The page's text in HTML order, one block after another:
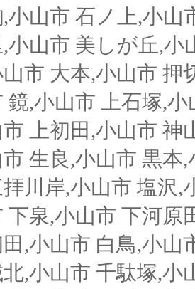
小山市 石ノ上,小山
小山市 美しが丘,
市 大本,小山市 押
鏡,小山市 上石塚,
上初田,小山市 神
生良,小山市 黒本
川岸,小山市 塩沢,
下泉,小山市 下河原
,小山市 白鳥,小山
,小山市 千駄塚,小